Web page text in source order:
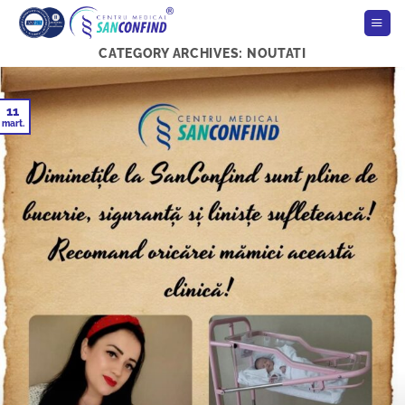
Skip
CATEGORY ARCHIVES: NOUTATI
11
mart.